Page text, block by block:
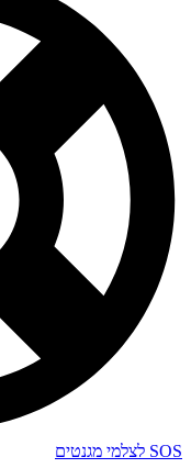
SOS לצלמי מגנטים